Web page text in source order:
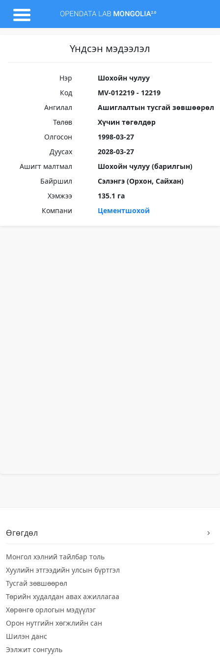
Үндсэн мэдээлэл
Нэр
Шохойн чулуу
Код
MV-012219 - 12219
Ангилал
Ашиглалтын тусгай зөвшөөрөл
Төлөв
Хүчин төгөлдөр
Олгосон
1998-03-27
Дуусах
2028-03-27
Ашигт малтмал
Шохойн чулуу (барилгын)
Байршил
Сэлэнгэ (Орхон, Сайхан)
Хэмжээ
135.1 га
Компани
Цементшохой
Өгөгдөл
Монгол хэлний тайлбар толь
Хуулийн этгээдийн улсын бүртгэл
Тусгай зөвшөөрөл
Төрийн худалдан авах ажиллагаа
Хөрөнгө орлогын мэдүүлэг
Орон нутгийн хөгжлийн сан
Шилэн данс
Ээлжит сонгууль